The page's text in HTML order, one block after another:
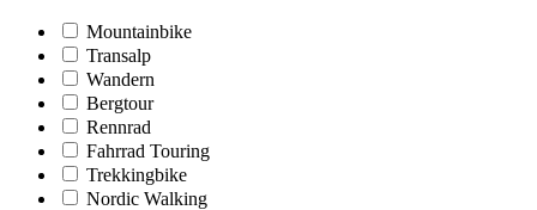
Mountainbike
Transalp
Wandern
Bergtour
Rennrad
Fahrrad Touring
Trekkingbike
Nordic Walking